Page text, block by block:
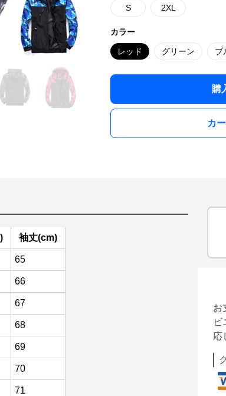
S 2XL
カラー
レッド グリーン ブ
購
カ
袖丈(cm)
65
66
67
68
69
70
71
お
ビ
応